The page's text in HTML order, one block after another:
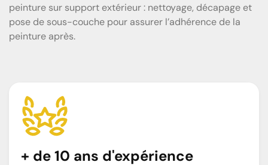
peinture sur support extérieur : nettoyage, décapage et
pose de sous-couche pour assurer l’adhérence de la
peinture après.
+ de 10 ans d'expérience